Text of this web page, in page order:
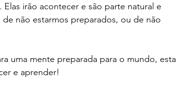
irão acontecer e são parte natural e
não estarmos preparados, ou de não
uma mente preparada para o mundo, esta
e aprender!